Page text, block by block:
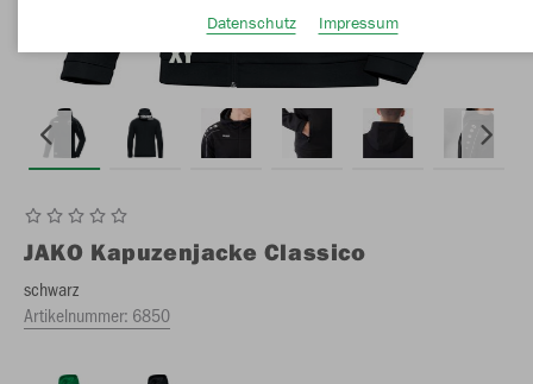
JAKO Kapuzenjacke Classico
schwarz
Artikelnummer: 6850
Datenschutz
Impressum